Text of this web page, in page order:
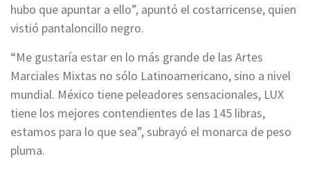
hubo que apuntar a ello”, apuntó el costarricense, quien
vistió pantaloncillo negro.
“Me gustaría estar en lo más grande de las Artes
Marciales Mixtas no sólo Latinoamericano, sino a nivel
mundial. México tiene peleadores sensacionales, LUX
tiene los mejores contendientes de las 145 libras,
estamos para lo que sea”, subrayó el monarca de peso
pluma.